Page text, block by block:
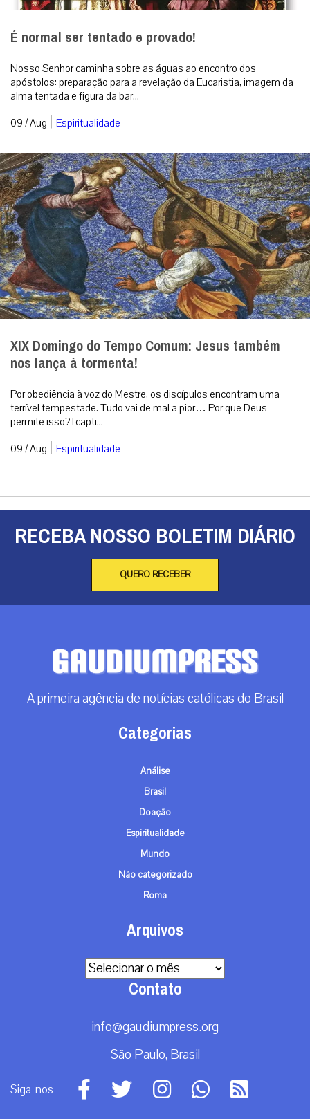
É normal ser tentado e provado!
Nosso Senhor caminha sobre as águas ao encontro dos
apóstolos: preparação para a revelação da Eucaristia, imagem da
alma tentada e figura da bar...
09 / Aug | Espiritualidade
XIX Domingo do Tempo Comum: Jesus também
nos lança à tormenta!
Por obediência à voz do Mestre, os discípulos encontram uma
terrível tempestade. Tudo vai de mal a pior… Por que Deus
permite isso? [capti...
09 / Aug | Espiritualidade
RECEBA NOSSO BOLETIM DIÁRIO
QUERO RECEBER
A primeira agência de notícias católicas do Brasil
Categorias
Análise
Brasil
Doação
Espiritualidade
Mundo
Não categorizado
Roma
Arquivos
Arquivos
Contato
info@gaudiumpress.org
São Paulo, Brasil
Siga-nos